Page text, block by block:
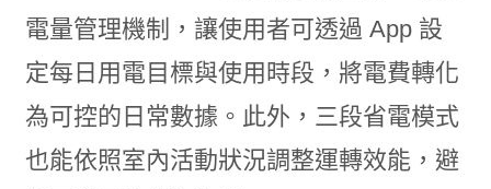
電量管理機制，讓使用者可透過 App 設
定每日用電目標與使用時段，將電費轉化
為可控的日常數據。此外，三段省電模式
也能依照室內活動狀況調整運轉效能，避